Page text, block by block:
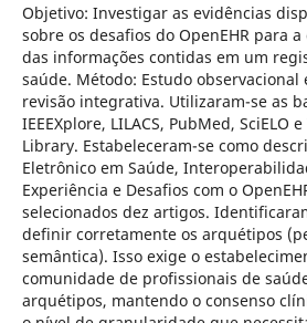
Objetivo: Investigar as evidências
sobre os desafios do OpenEHR para
das informações contidas em um
saúde. Método: Estudo
revisão integrativa. Utilizaram-se as
IEEEXplore, LILACS, PubMed, SciELO
Library. Estabeleceram-se como
Eletrônico em Saúde,
Experiência e Desafios com o
selecionados dez artigos.
definir corretamente os arquétipos
semântica). Isso exige o
comunidade de profissionais de
arquétipos, mantendo o consenso